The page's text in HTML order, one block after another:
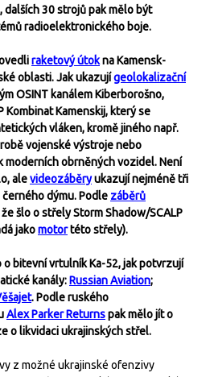
30 strojů pak mělo být
radioelektronického boje.
raketový útokna Kamensk-
oblasti. Jak ukazujígeolokalizační
OSINT kanálem Kiberborošno,
Kombinat Kamenskij, který se
vláken, kromě jiného např.
vojenské výstroje nebo
obrněných vozidel. Není
alevideozáběryukazují nejméně tři
dýmu. Podle záběrů
šlo o střely Storm Shadow/SCALP
jakomotortéto střely).
bitevní vrtulník Ka-52, jak potvrzují
kanály:Russian Aviation;
. Podle ruského
Alex Parker Returnspak mělo jít o
o likvidaci ukrajinských střel.
z možné ukrajinské ofenzivy